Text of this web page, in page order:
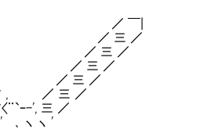
￣|
／
／
／
三 ／
三 ／
三 ／
ヽ '